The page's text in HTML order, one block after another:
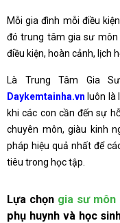
Mỗi gia đình mỗi điều
đó trung tâm gia sư
điều kiện, hoàn cảnh, lịch
Là Trung Tâm Gia
Daykemtainha.vn luôn là
khi các con cần đến sự
chuyên môn, giàu kinh
pháp hiệu quả nhất để
tiêu trong học tập.
Lựa chọn gia sư môn
phụ huynh và học